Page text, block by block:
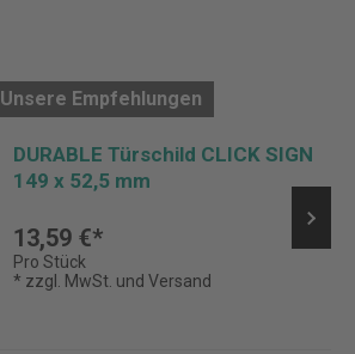
Unsere Empfehlungen
DURABLE Türschild CLICK SIGN
149 x 52,5 mm
13,59 €*
Pro Stück
* zzgl. MwSt. und Versand